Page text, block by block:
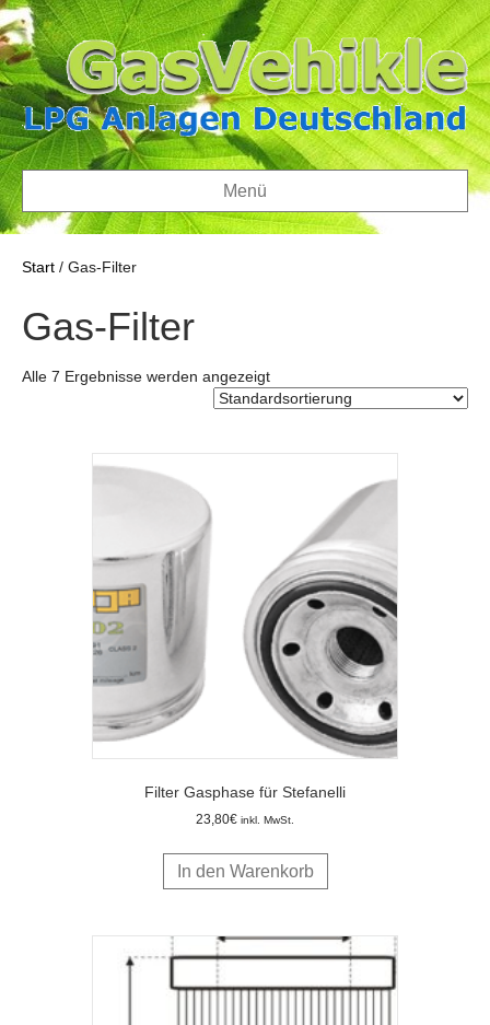
Menü
Start / Gas-Filter
Gas-Filter
Alle 7 Ergebnisse werden angezeigt
Filter Gasphase für Stefanelli
23,80€ inkl. MwSt.
In den Warenkorb